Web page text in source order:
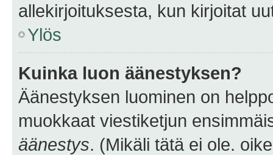
allekirjoituksesta, kun kirjoitat
Ylös
Kuinka luon äänestyksen?
Äänestyksen luominen on
muokkaat viestiketjun
äänestys. (Mikäli tätä ei ole.